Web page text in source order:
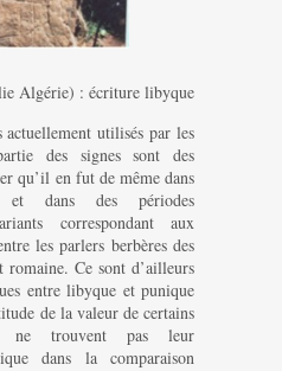
Algérie) : écriture libyque
actuellement utilisés par les
des signes sont des
qu’il en fut de même dans
et dans des périodes
correspondant aux
les parlers berbères des
romaine. Ce sont d’ailleurs
entre libyque et punique
de la valeur de certains
ne trouvent pas leur
dans la comparaison